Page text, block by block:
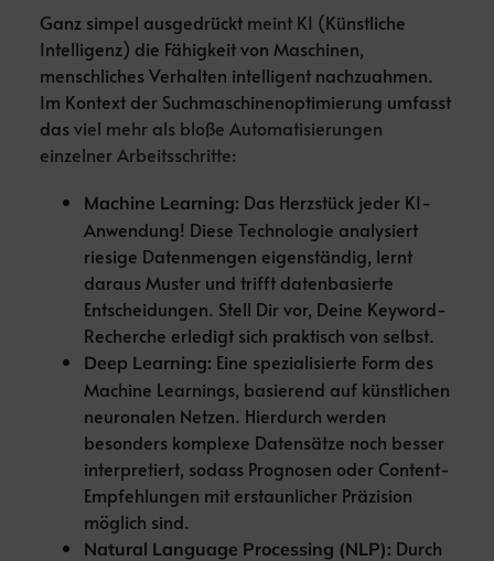
Ganz simpel ausgedrückt meint KI (Künstliche
Intelligenz) die Fähigkeit von Maschinen,
menschliches Verhalten intelligent nachzuahmen.
Im Kontext der Suchmaschinenoptimierung umfasst
dasviel mehr als bloße Automatisierungen
einzelner Arbeitsschritte:
Machine Learning: Das Herzstück jeder KI-
Anwendung! Diese Technologie analysiert
riesige Datenmengen eigenständig, lernt
daraus Muster und trifft datenbasierte
Entscheidungen. Stell Dir vor, Deine Keyword-
Recherche erledigt sich praktisch von selbst.
Deep Learning: Eine spezialisierte Form des
Machine Learnings, basierend auf künstlichen
neuronalen Netzen. Hierdurch werden
besonders komplexe Datensätze noch besser
interpretiert, sodass Prognosen oder Content-
Empfehlungen mit erstaunlicher Präzision
möglich sind.
Natural Language Processing (NLP): Durch